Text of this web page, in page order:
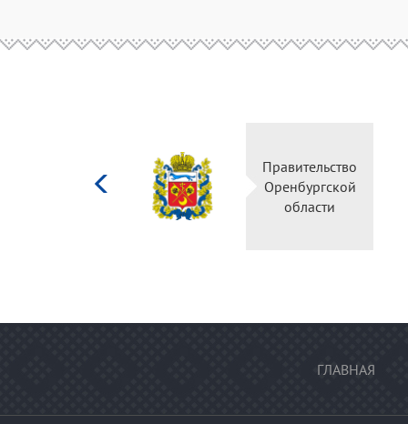
Министерство
культуры
Российской
федерации
ГЛАВНАЯ